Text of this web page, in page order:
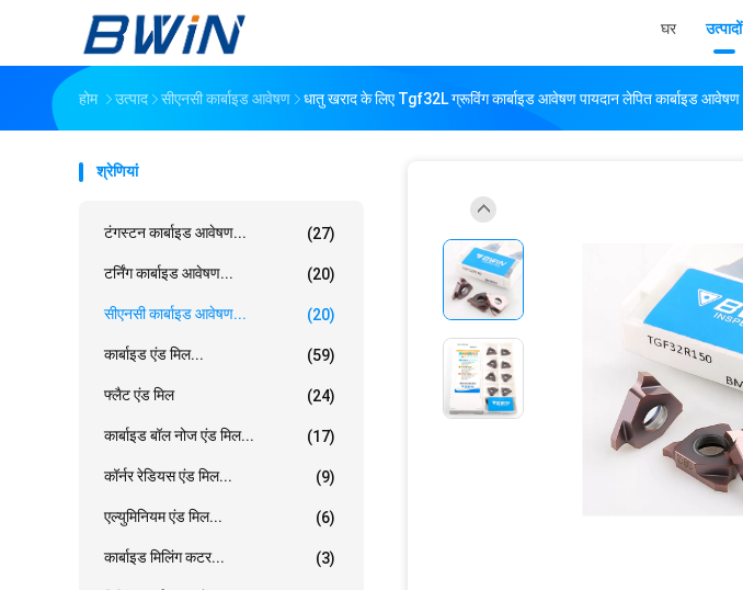
घर उत्पादों
होम उत्पाद सीएनसी कार्बाइड आवेषण धातु खराद के लिए Tgf32L ग्रूविंग कार्बाइड आवेषण पायदान लेपित कार्बाइड आवेषण
श्रेणियां
टंगस्टन कार्बाइड आवेषण... (27)
टर्निंग कार्बाइड आवेषण... (20)
सीएनसी कार्बाइड आवेषण... (20)
कार्बाइड एंड मिल... (59)
फ्लैट एंड मिल (24)
कार्बाइड बॉल नोज एंड मिल... (17)
कॉर्नर रेडियस एंड मिल... (9)
एल्युमिनियम एंड मिल... (6)
कार्बाइड मिलिंग कटर... (3)